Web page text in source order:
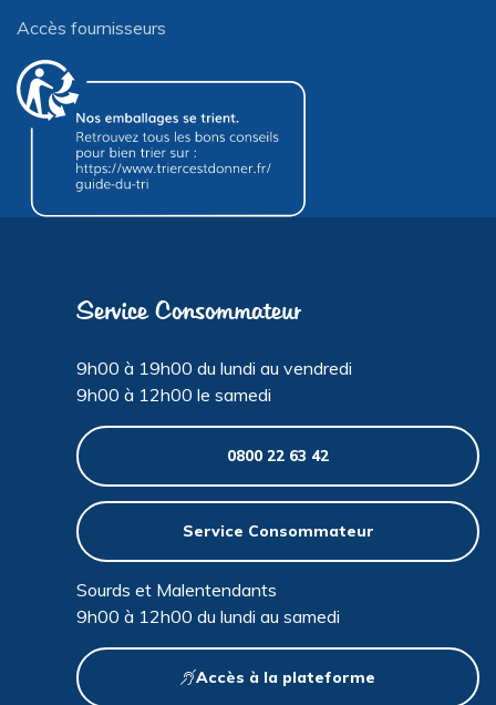
Accès fournisseurs
Service Consommateur
9h00 à 19h00 du lundi au vendredi
9h00 à 12h00 le samedi
0800 22 63 42
Service Consommateur
Sourds et Malentendants
9h00 à 12h00 du lundi au samedi
Accès à la plateforme